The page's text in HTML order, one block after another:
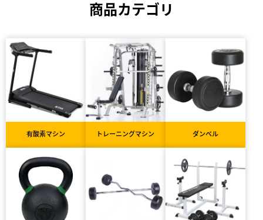
商品カテゴリ
有酸素マシン トレーニングマシン ダンベル